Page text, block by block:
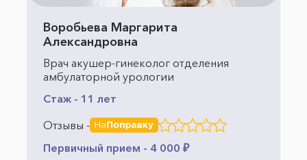
Воробьева Маргарита
Александровна
Врач акушер-гинеколог отделения
амбулаторной урологии
Стаж - 11 лет
Отзывы -
Первичный прием - 4 000 ₽